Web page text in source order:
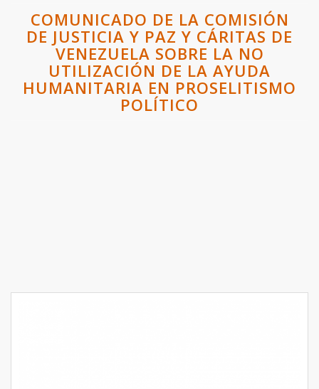
COMUNICADO DE LA COMISIÓN
DE JUSTICIA Y PAZ Y CÁRITAS DE
VENEZUELA SOBRE LA NO
UTILIZACIÓN DE LA AYUDA
HUMANITARIA EN PROSELITISMO
POLÍTICO